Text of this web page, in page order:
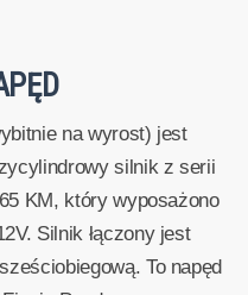
na wyrost) jest
silnik z serii
KM, który wyposażono
Silnik łączony jest
To napęd